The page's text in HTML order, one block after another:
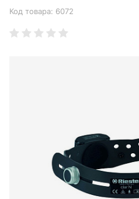
Код товара: 6072